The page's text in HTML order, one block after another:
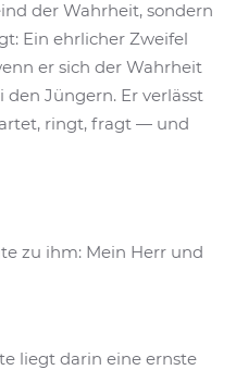
der Wahrheit, sondern
Ein ehrlicher Zweifel
er sich der Wahrheit
Jüngern. Er verlässt
ringt, fragt — und
zu ihm: Mein Herr und
liegt darin eine ernste